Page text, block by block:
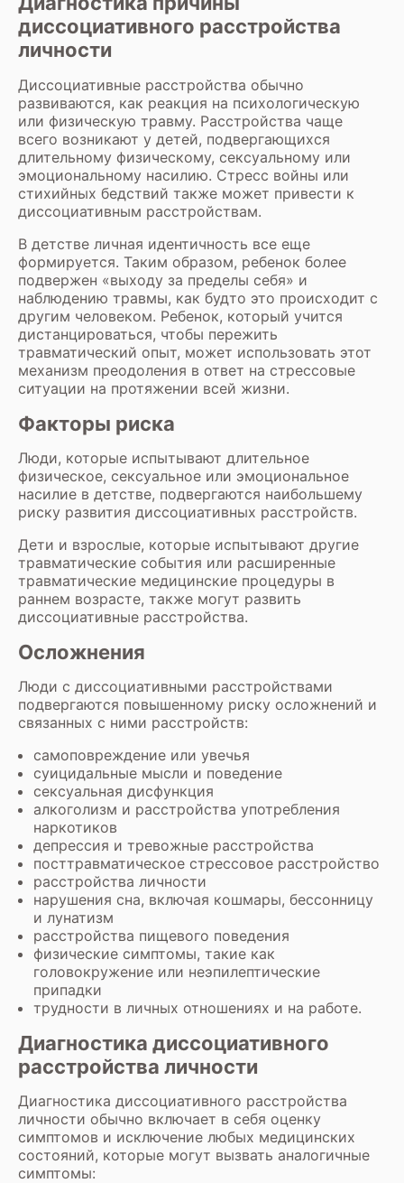
диссоциативного расстройства
личности
Диссоциативные расстройства обычно
развиваются, как реакция на психологическую
или физическую травму. Расстройства чаще
всего возникают у детей, подвергающихся
длительному физическому, сексуальному или
эмоциональному насилию. Стресс войны или
стихийных бедствий также может привести к
диссоциативным расстройствам.
В детстве личная идентичность все еще
формируется. Таким образом, ребенок более
подвержен «выходу за пределы себя» и
наблюдению травмы, как будто это происходит с
другим человеком. Ребенок, который учится
дистанцироваться, чтобы пережить
травматический опыт, может использовать этот
механизм преодоления в ответ на стрессовые
ситуации на протяжении всей жизни.
Факторы риска
Люди, которые испытывают длительное
физическое, сексуальное или эмоциональное
насилие в детстве, подвергаются наибольшему
риску развития диссоциативных расстройств.
Дети и взрослые, которые испытывают другие
травматические события или расширенные
травматические медицинские процедуры в
раннем возрасте, также могут развить
диссоциативные расстройства.
Осложнения
Люди с диссоциативными расстройствами
подвергаются повышенному риску осложнений и
связанных с ними расстройств:
самоповреждение или увечья
суицидальные мысли и поведение
сексуальная дисфункция
алкоголизм и расстройства употребления
наркотиков
депрессия и тревожные расстройства
посттравматическое стрессовое расстройство
расстройства личности
нарушения сна, включая кошмары, бессонницу
и лунатизм
расстройства пищевого поведения
физические симптомы, такие как
головокружение или неэпилептические
припадки
трудности в личных отношениях и на работе.
Диагностика диссоциативного
расстройства личности
Диагностика диссоциативного расстройства
личности обычно включает в себя оценку
симптомов и исключение любых медицинских
состояний, которые могут вызвать аналогичные
симптомы: